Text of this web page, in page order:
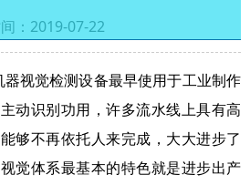
：2019-07-22
器视觉检测设备最早使用于工业制作
动识别功用，许多流水线上具有高
够不再依托人来完成，大大进步了
觉体系最基本的特色就是进步出产